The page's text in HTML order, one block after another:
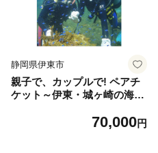
静岡県伊東市
親子で、カップルで! ペアチ
ケット～伊東・城ヶ崎の海で
写真プレゼント付)【105506
70,000円